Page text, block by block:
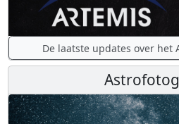
De laatste updates over het